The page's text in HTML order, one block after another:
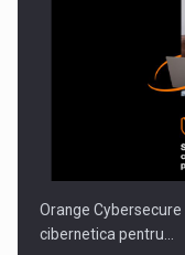
PUTTING
INTERNATIONAL
Orange
cibernetica pentru…